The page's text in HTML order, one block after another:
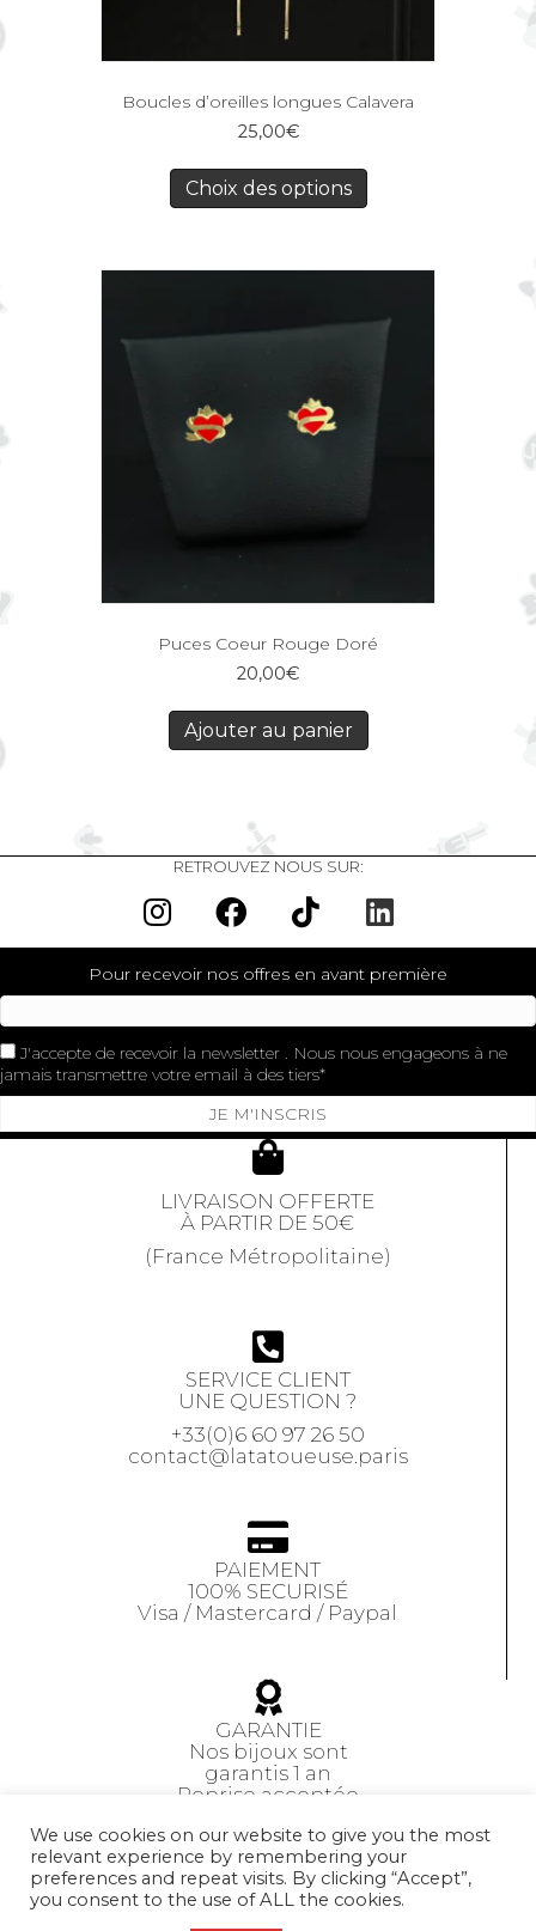
Boucles d’oreilles longues Calavera
25,00€
Choix des options
Puces Coeur Rouge Doré
20,00€
Ajouter au panier
RETROUVEZ NOUS SUR:
Pour recevoir nos offres en avant première
J'accepte de recevoir la newsletter . Nous nous engageons à ne
jamais transmettre votre email à des tiers
JE M'INSCRIS
LIVRAISON OFFERTE
À PARTIR DE 50€
(France Métropolitaine)
SERVICE CLIENT
UNE QUESTION ?
+33(0)6 60 97 26 50
contact@latatoueuse.paris
PAIEMENT
100% SECURISÉ
Visa / Mastercard / Paypal
GARANTIE
Nos bijoux sont
garantis 1 an
Reprise acceptée
CGV
We use cookies on our website to give you the most
relevant experience by remembering your
preferences and repeat visits. By clicking “Accept”,
you consent to the use of ALL the cookies.